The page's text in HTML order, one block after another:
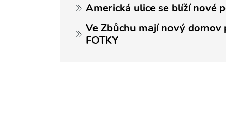
Americká ulice se blíží nové
Ve Zbůchu mají nový
FOTKY